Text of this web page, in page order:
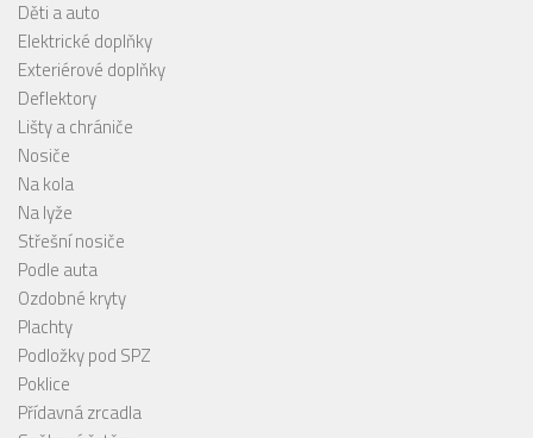
Děti a auto
Elektrické doplňky
Exteriérové doplňky
Deflektory
Lišty a chrániče
Nosiče
Na kola
Na lyže
Střešní nosiče
Podle auta
Ozdobné kryty
Plachty
Podložky pod SPZ
Poklice
Přídavná zrcadla